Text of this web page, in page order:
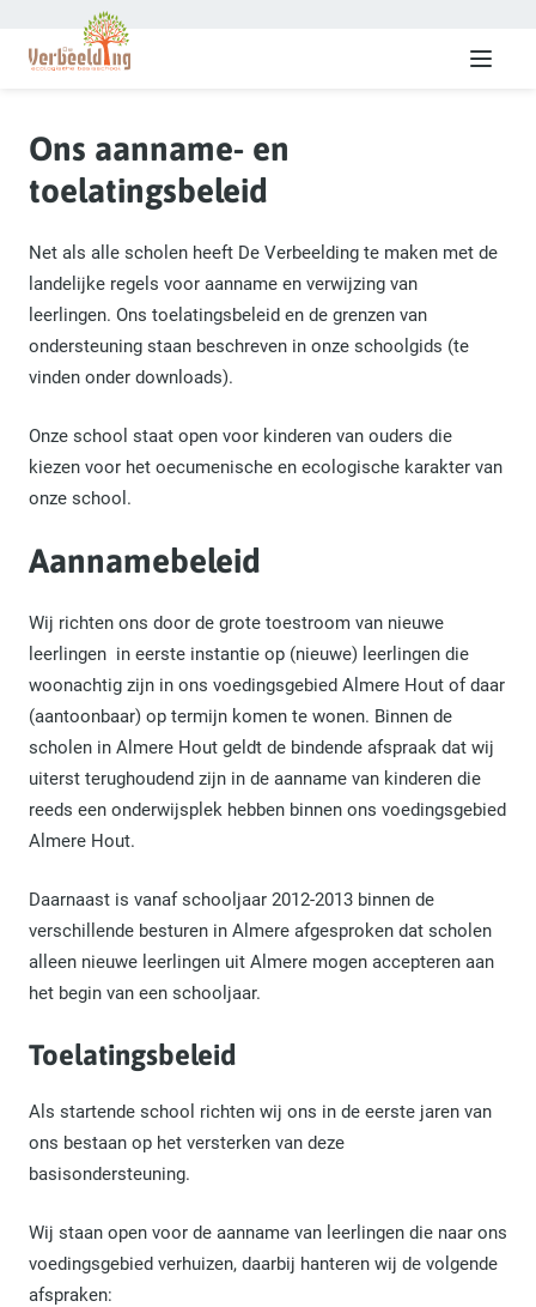
Menu
Ons aanname- en
toelatingsbeleid
Net als alle scholen heeft De Verbeelding te maken met de
landelijke regels voor aanname en verwijzing van
leerlingen. Ons toelatingsbeleid en de grenzen van
ondersteuning staan beschreven in onze schoolgids (te
vinden onder downloads).
Onze school staat open voor kinderen van ouders die
kiezen voor het oecumenische en ecologische karakter van
onze school.
Aannamebeleid
Wij richten ons door de grote toestroom van nieuwe
leerlingen in eerste instantie op (nieuwe) leerlingen die
woonachtig zijn in ons voedingsgebied Almere Hout of daar
(aantoonbaar) op termijn komen te wonen. Binnen de
scholen in Almere Hout geldt de bindende afspraak dat wij
uiterst terughoudend zijn in de aanname van kinderen die
reeds een onderwijsplek hebben binnen ons voedingsgebied
Almere Hout.
Daarnaast is vanaf schooljaar 2012-2013 binnen de
verschillende besturen in Almere afgesproken dat scholen
alleen nieuwe leerlingen uit Almere mogen accepteren aan
het begin van een schooljaar.
Toelatingsbeleid
Als startende school richten wij ons in de eerste jaren van
ons bestaan op het versterken van deze
basisondersteuning.
Wij staan open voor de aanname van leerlingen die naar ons
voedingsgebied verhuizen, daarbij hanteren wij de volgende
afspraken: